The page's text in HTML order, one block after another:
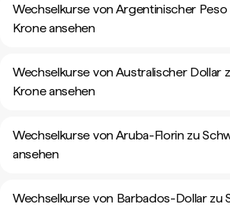
Wechselkurse von Argentinischer
Krone ansehen
Wechselkurse von Australischer Dollar
Krone ansehen
Wechselkurse von Aruba-Florin zu
ansehen
Wechselkurse von Barbados-Dollar zu